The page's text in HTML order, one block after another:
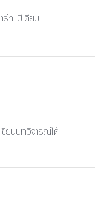
ร์ท มีเดียม
ขียนบทวิจารณ์ได้